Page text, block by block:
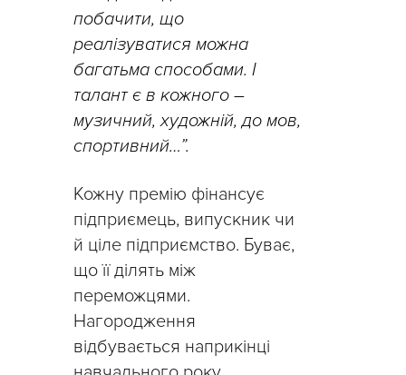
побачити, що
реалізуватися можна
багатьма способами. І
талант є в кожного –
музичний, художній, до мов,
спортивний…”.
Кожну премію фінансує
підприємець, випускник чи
й ціле підприємство. Буває,
що її ділять між
переможцями.
Нагородження
відбувається наприкінці